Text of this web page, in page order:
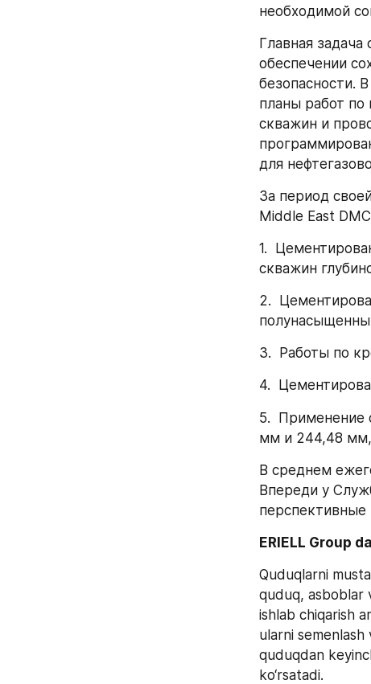
необходимой
Главная
обеспечении
безопасности.
планы работ
скважин и
для
За период
Middle East
1.
скважин
2.
3.  Работы по
4.
5.  Применение
мм и 244,48 мм,
В среднем
Впереди у
перспективные
ERIELL Group
Quduqlarni
quduq, asboblar
ishlab chiqarish
ularni semenlash
quduqdan
ko‘rsatadi.